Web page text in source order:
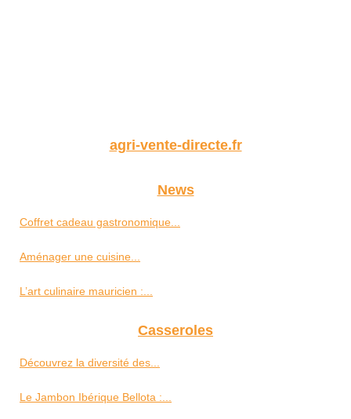
agri-vente-directe.fr
News
Coffret cadeau gastronomique...
Aménager une cuisine...
L’art culinaire mauricien :...
Casseroles
Découvrez la diversité des...
Le Jambon Ibérique Bellota :...